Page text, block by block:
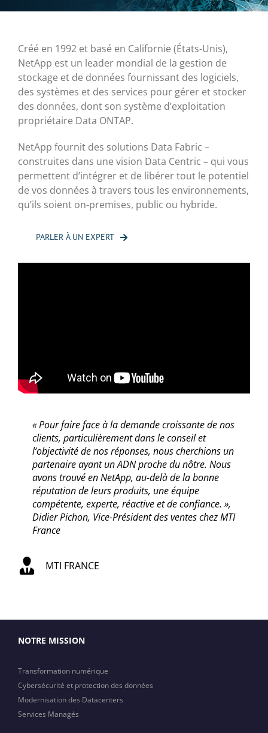
Créé en 1992 et basé en Californie (États-Unis),
NetApp est un leader mondial de la gestion de
stockage et de données fournissant des logiciels,
des systèmes et des services pour gérer et stocker
des données, dont son système d’exploitation
propriétaire Data ONTAP.
NetApp fournit des solutions Data Fabric –
construites dans une vision Data Centric – qui vous
permettent d’intégrer et de libérer tout le potentiel
de vos données à travers tous les environnements,
qu’ils soient on-premises, public ou hybride.
PARLER À UN EXPERT
« Pour faire face à la demande croissante de nos
clients, particulièrement dans le conseil et
l’objectivité de nos réponses, nous cherchions un
partenaire ayant un ADN proche du nôtre. Nous
avons trouvé en NetApp, au-delà de la bonne
réputation de leurs produits, une équipe
compétente, experte, réactive et de confiance. »,
Didier Pichon, Vice-Président des ventes chez MTI
France
MTI FRANCE
NOTRE MISSION
Transformation numérique
Cybersécurité et protection des données
Modernisation des Datacenters
Services Managés